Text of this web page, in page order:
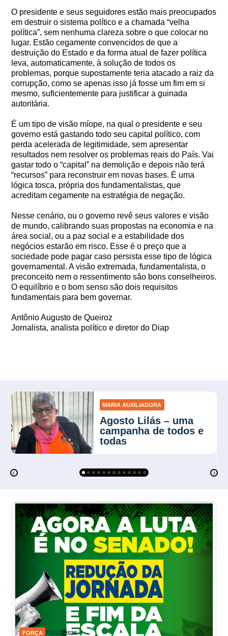
O presidente e seus seguidores estão mais preocupados
em destruir o sistema político e a chamada “velha
política”, sem nenhuma clareza sobre o que colocar no
lugar. Estão cegamente convencidos de que a
destruição do Estado e da forma atual de fazer política
leva, automaticamente, à solução de todos os
problemas, porque supostamente teria atacado a raiz da
corrupção, como se apenas isso já fosse um fim em si
mesmo, suficientemente para justificar a guinada
autoritária.
É um tipo de visão míope, na qual o presidente e seu
governo está gastando todo seu capital político, com
perda acelerada de legitimidade, sem apresentar
resultados nem resolver os problemas reais do País. Vai
gastar todo o “capital” na demolição e depois não terá
“recursos” para reconstruir em novas bases. É uma
lógica tosca, própria dos fundamentalistas, que
acreditam cegamente na estratégia de negação.
Nesse cenário, ou o governo revê seus valores e visão
de mundo, calibrando suas propostas na economia e na
área social, ou a paz social e a estabilidade dos
negócios estarão em risco. Esse é o preço que a
sociedade pode pagar caso persista esse tipo de lógica
governamental. A visão extremada, fundamentalista, o
preconceito nem o ressentimento são bons conselheiros.
O equilíbrio e o bom senso são dois requisitos
fundamentais para bem governar.
Antônio Augusto de Queiroz
Jornalista, analista político e diretor do Diap
MARIA AUXILIADORA
Agosto Lilás – uma
campanha de todos e
todas
FORÇA 7 AGO 2026